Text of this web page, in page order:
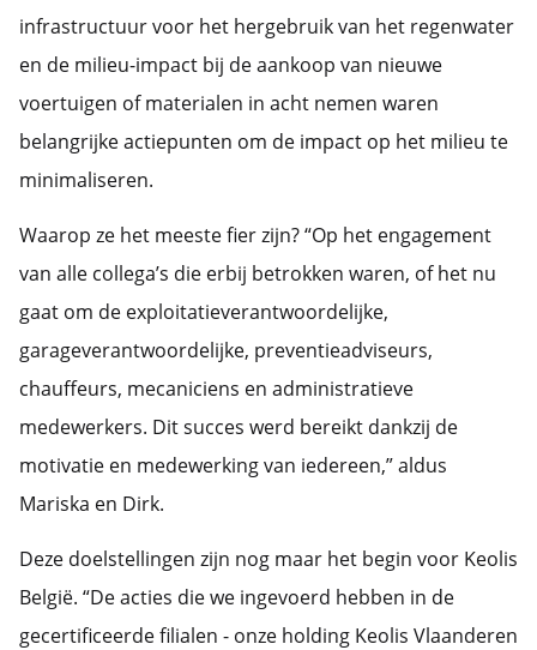
infrastructuur voor het hergebruik van het regenwater
en de milieu-impact bij de aankoop van nieuwe
voertuigen of materialen in acht nemen waren
belangrijke actiepunten om de impact op het milieu te
minimaliseren.
Waarop ze het meeste fier zijn? “Op het engagement
van alle collega’s die erbij betrokken waren, of het nu
gaat om de exploitatieverantwoordelijke,
garageverantwoordelijke, preventieadviseurs,
chauffeurs, mecaniciens en administratieve
medewerkers. Dit succes werd bereikt dankzij de
motivatie en medewerking van iedereen,” aldus
Mariska en Dirk.
Deze doelstellingen zijn nog maar het begin voor Keolis
België. “De acties die we ingevoerd hebben in de
gecertificeerde filialen - onze holding Keolis Vlaanderen